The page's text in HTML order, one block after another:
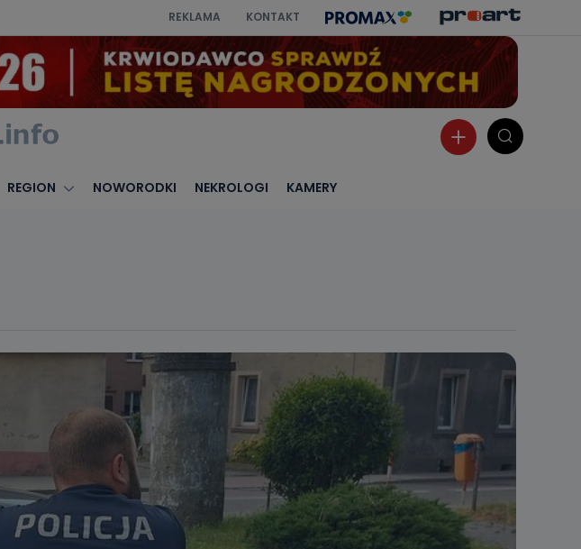
REKLAMA KONTAKT
REGION NOWORODKI NEKROLOGI KAMERY